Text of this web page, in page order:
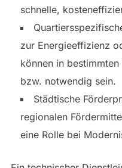
schnelle,
zur Energieeffizienz
können in
bzw. notwendig sein.
Städtische
regionalen
eine Rolle bei